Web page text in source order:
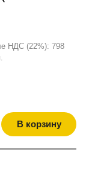
НДС (22%): 798
В корзину